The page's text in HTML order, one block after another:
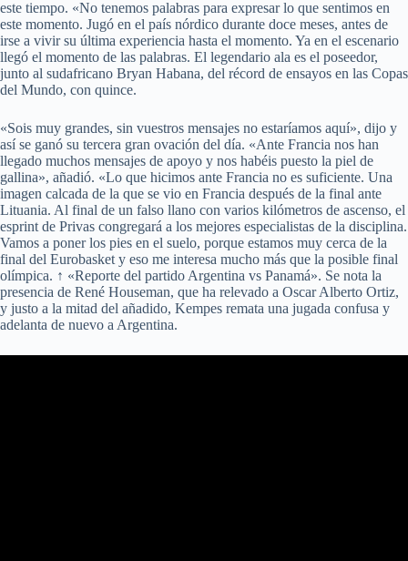
este tiempo. «No tenemos palabras para expresar lo que sentimos en
este momento. Jugó en el país nórdico durante doce meses, antes de
irse a vivir su última experiencia hasta el momento. Ya en el escenario
llegó el momento de las palabras. El legendario ala es el poseedor,
junto al sudafricano Bryan Habana, del récord de ensayos en las Copas
del Mundo, con quince.
«Sois muy grandes, sin vuestros mensajes no estaríamos aquí», dijo y
así se ganó su tercera gran ovación del día. «Ante Francia nos han
llegado muchos mensajes de apoyo y nos habéis puesto la piel de
gallina», añadió. «Lo que hicimos ante Francia no es suficiente. Una
imagen calcada de la que se vio en Francia después de la final ante
Lituania. Al final de un falso llano con varios kilómetros de ascenso, el
esprint de Privas congregará a los mejores especialistas de la disciplina.
Vamos a poner los pies en el suelo, porque estamos muy cerca de la
final del Eurobasket y eso me interesa mucho más que la posible final
olímpica. ↑ «Reporte del partido Argentina vs Panamá». Se nota la
presencia de René Houseman, que ha relevado a Oscar Alberto Ortiz,
y justo a la mitad del añadido, Kempes remata una jugada confusa y
adelanta de nuevo a Argentina.